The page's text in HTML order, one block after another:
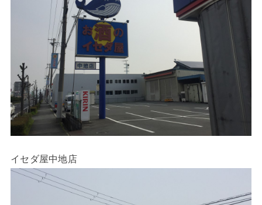
イセダ屋中地店